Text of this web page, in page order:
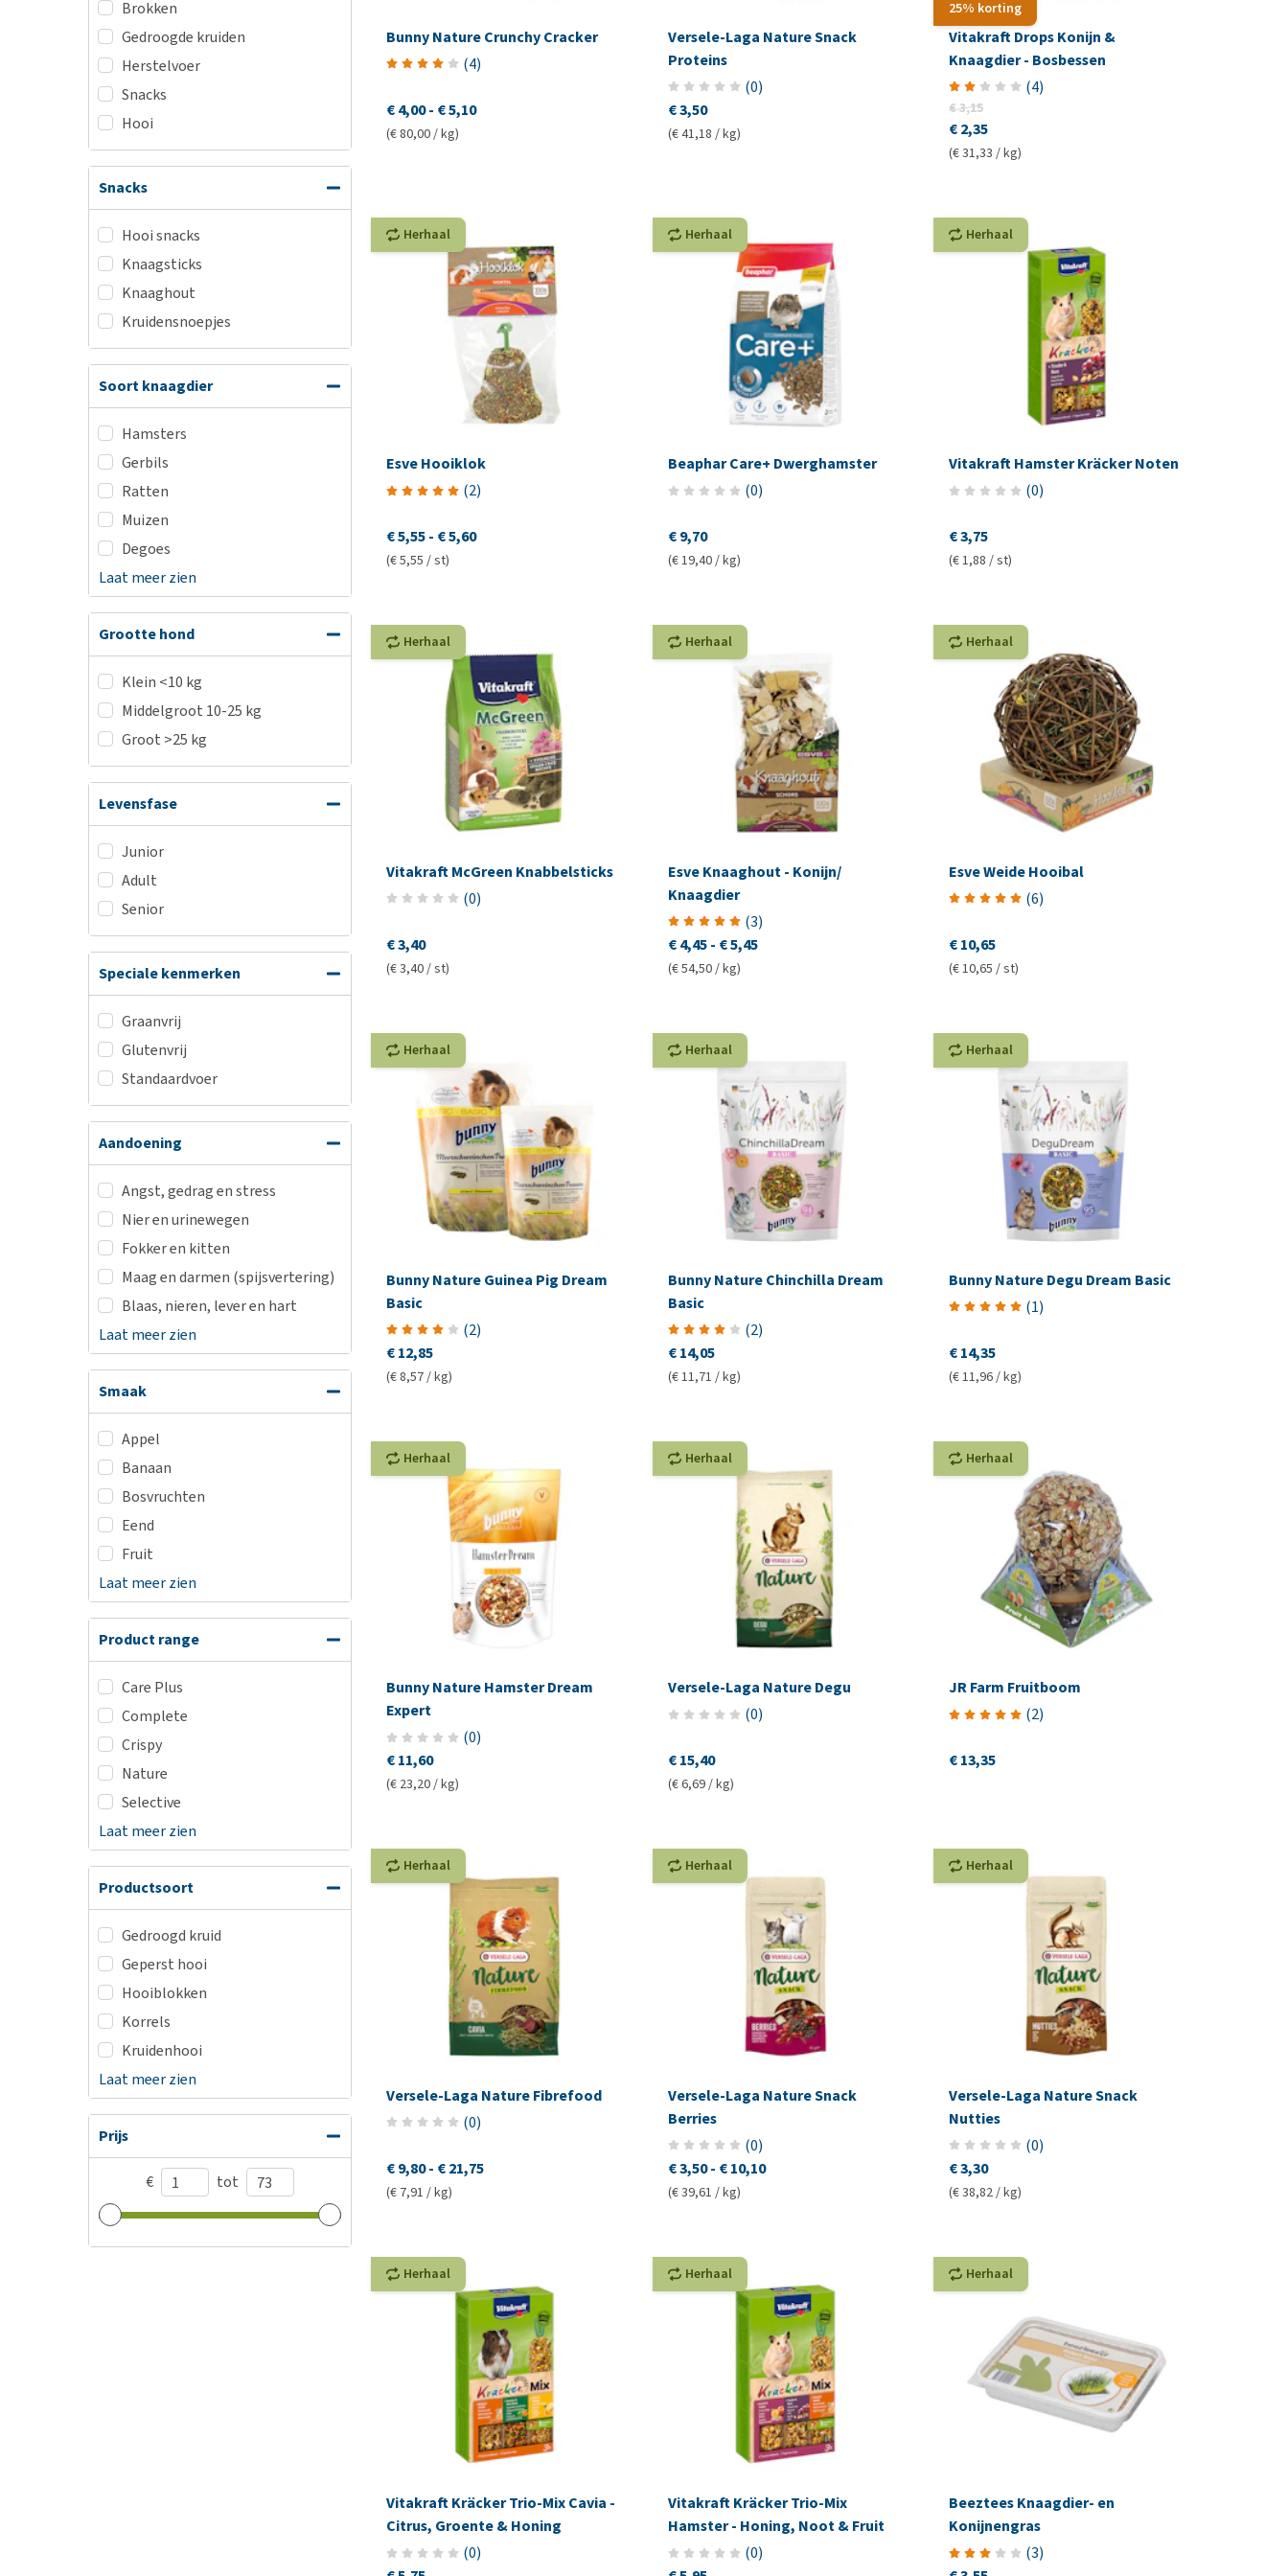
Brokken
Gedroogde kruiden
Herstelvoer
Snacks
Hooi
Snacks
Hooi snacks
Knaagsticks
Knaaghout
Kruidensnoepjes
Soort knaagdier
Hamsters
Gerbils
Ratten
Muizen
Degoes
Laat meer zien
Grootte hond
Klein <10 kg
Middelgroot 10-25 kg
Groot >25 kg
Levensfase
Junior
Adult
Senior
Speciale kenmerken
Graanvrij
Glutenvrij
Standaardvoer
Aandoening
Angst, gedrag en stress
Nier en urinewegen
Fokker en kitten
Maag en darmen (spijsvertering)
Blaas, nieren, lever en hart
Laat meer zien
Smaak
Appel
Banaan
Bosvruchten
Eend
Fruit
Laat meer zien
Product range
Care Plus
Complete
Crispy
Nature
Selective
Laat meer zien
Productsoort
Gedroogd kruid
Geperst hooi
Hooiblokken
Korrels
Kruidenhooi
Laat meer zien
Prijs
€ tot
Bunny Nature Crunchy Cracker
(4)
€ 4,00- € 5,10
(€ 80,00 / kg)
Versele-Laga Nature Snack
Proteins
(0)
€ 3,50
(€ 41,18 / kg)
25% korting
Vitakraft Drops Konijn &
Knaagdier - Bosbessen
(4)
€ 3,15
€ 2,35
(€ 31,33 / kg)
Herhaal
Esve Hooiklok
(2)
€ 5,55- € 5,60
(€ 5,55 / st)
Herhaal
Beaphar Care+ Dwerghamster
(0)
€ 9,70
(€ 19,40 / kg)
Herhaal
Vitakraft Hamster Kräcker Noten
(0)
€ 3,75
(€ 1,88 / st)
Herhaal
Vitakraft McGreen Knabbelsticks
(0)
€ 3,40
(€ 3,40 / st)
Herhaal
Esve Knaaghout - Konijn/
Knaagdier
(3)
€ 4,45 - € 5,45
(€ 54,50 / kg)
Herhaal
Esve Weide Hooibal
(6)
€ 10,65
(€ 10,65 / st)
Herhaal
Bunny Nature Guinea Pig Dream
Basic
(2)
€ 12,85
(€ 8,57 / kg)
Herhaal
Bunny Nature Chinchilla Dream
Basic
(2)
€ 14,05
(€ 11,71 / kg)
Herhaal
Bunny Nature Degu Dream Basic
(1)
€ 14,35
(€ 11,96 / kg)
Herhaal
Bunny Nature Hamster Dream
Expert
(0)
€ 11,60
(€ 23,20 / kg)
Herhaal
Versele-Laga Nature Degu
(0)
€ 15,40
(€ 6,69 / kg)
Herhaal
JR Farm Fruitboom
(2)
€ 13,35
Herhaal
Versele-Laga Nature Fibrefood
(0)
€ 9,80- € 21,75
(€ 7,91 / kg)
Herhaal
Versele-Laga Nature Snack
Berries
(0)
€ 3,50 - € 10,10
(€ 39,61 / kg)
Herhaal
Versele-Laga Nature Snack
Nutties
(0)
€ 3,30
(€ 38,82 / kg)
Herhaal
Vitakraft Kräcker Trio-Mix Cavia -
Citrus, Groente & Honing
(0)
Herhaal
Vitakraft Kräcker Trio-Mix
Hamster - Honing, Noot & Fruit
(0)
Herhaal
Beeztees Knaagdier- en
Konijnengras
(3)